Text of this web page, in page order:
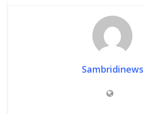
Sambridinews